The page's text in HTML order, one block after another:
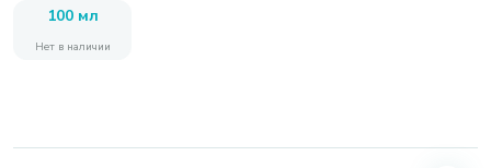
100 мл
Нет в наличии